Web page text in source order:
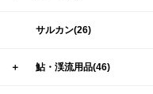
サルカン(26)
＋ 鮎・渓流用品(46)